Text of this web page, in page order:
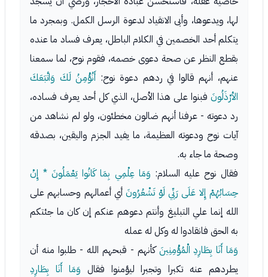
لها، ويدعوها، وأبى الانقياد لدعوة الرسل الكمل. وبمجرد ما
يتكلم أحد الخصمين في الكلام الباطل، يعرف فساد ما عنده
بقطع النظر عن صحة دعوى خصمه، فقوم نوح، لما سمعنا
عنهم، أنهم قالوا في ردهم دعوة نوح: أَنُؤْمِنُ لَكَ وَاتَّبَعَكَ
الأرْذَلُونَ فبنوا على هذا الأصل، الذي كل أحد يعرف فساده،
رد دعوته - عرفنا أنهم ضالون مخطئون، ولو لم نشاهد من
آيات نوح ودعوته العظيمة، ما يفيد الجزم واليقين، بصدقه
وصحة ما جاء به.
فقال نوح عليه السلام: وَمَا عِلْمِي بِمَا كَانُوا يَعْمَلُونَ * إِنْ
حِسَابُهُمْ إِلا عَلَى رَبِّي لَوْ تَشْعُرُونَأي أعمالهم وحسابهم على
الله إنما علي التبليغ وأنتم دعوهم عنكم إن كان ما جئتكم
به الحق فانقادوا له وكل له عمله
وَمَا أَنَا بِطَارِدِ الْمُؤْمِنِينَكأنهم - قبحهم الله - طلبوا منه أن
يطردهم عنه تكبرا وتجبرا ليؤمنوا فقال وَمَا أَنَا بِطَارِدِ